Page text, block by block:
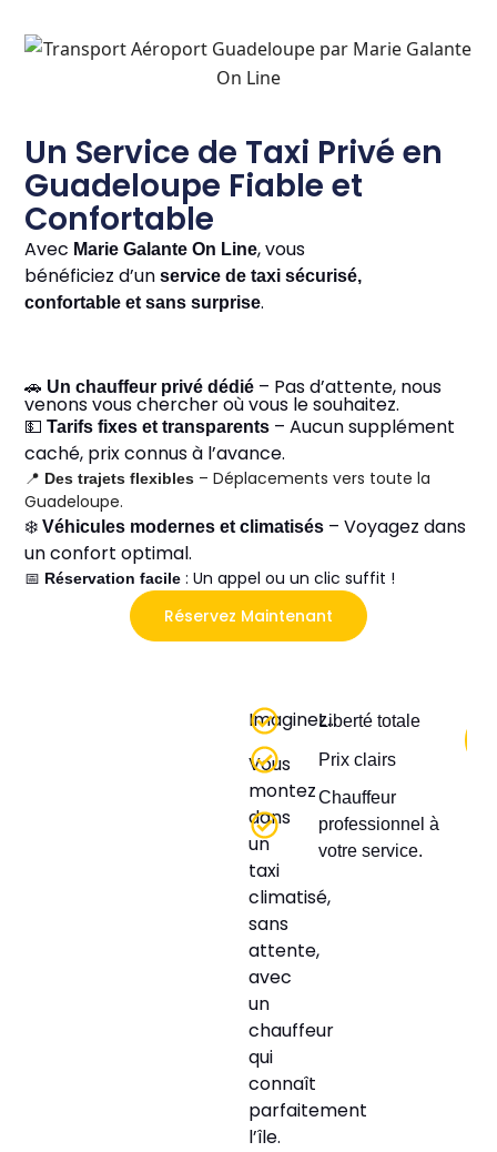
Un Service de Taxi Privé en
Guadeloupe Fiable et
Confortable
Avec Marie Galante On Line, vous
bénéficiez d’unservice de taxi sécurisé,
confortable et sans surprise.
🚗 Un chauffeur privé dédié – Pas d’attente, nous
venons vous chercher où vous le souhaitez.
💵Tarifs fixes et transparents – Aucun supplément
caché, prix connus à l’avance.
📍 Des trajets flexibles – Déplacements vers toute la
Guadeloupe.
❄️Véhicules modernes et climatisés – Voyagez dans
un confort optimal.
📅 Réservation facile : Un appel ou un clic suffit !
Réservez Maintenant
Imaginez…
Vous
montez
dans
un
taxi
climatisé,
sans
attente,
avec
un
chauffeur
qui
connaît
parfaitement
l’île.
Liberté totale
Prix clairs
Chauffeur
professionnel à
votre service.